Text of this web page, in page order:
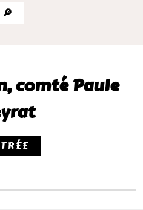
🔎
comté Paule